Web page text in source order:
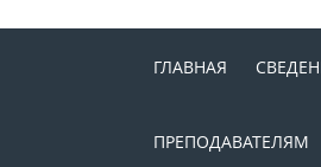
ГЛАВНАЯ
ПРЕПОДАВАТЕЛЯМ